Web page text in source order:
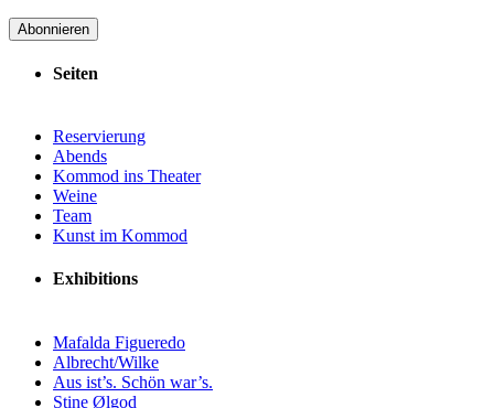
Abonnieren
Seiten
Reservierung
Abends
Kommod ins Theater
Weine
Team
Kunst im Kommod
Exhibitions
Mafalda Figueredo
Albrecht/Wilke
Aus ist’s. Schön war’s.
Stine Ølgod